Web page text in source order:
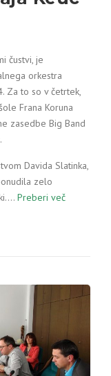
čustvi, je
orkestra
Za to so v četrtek,
Frana Koruna
zasedbe Big Band
Davida Slatinka,
zelo
Preberi več